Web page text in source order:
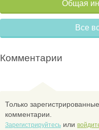
Общая
Все
Комментарии
Только
комментарии.
Зарегистрируйтесь или